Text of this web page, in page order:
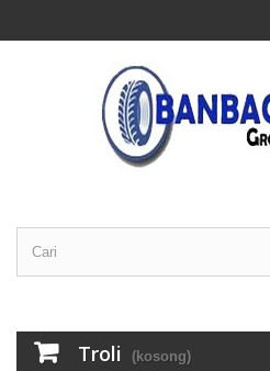
Troli (kosong)